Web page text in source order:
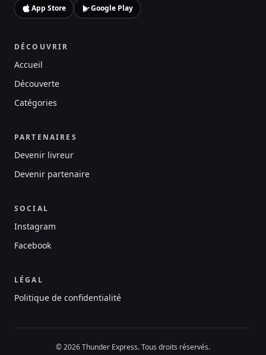
App Store Google Play
DÉCOUVRIR
Accueil
Découverte
Catégories
PARTENAIRES
Devenir livreur
Devenir partenaire
SOCIAL
Instagram
Facebook
LÉGAL
Politique de confidentialité
© 2026 Thunder Express. Tous droits réservés.